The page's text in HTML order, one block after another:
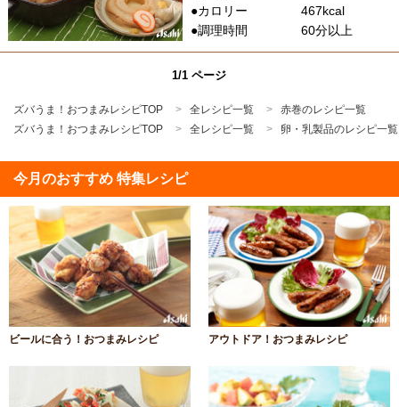
●カロリー
467kcal
●調理時間
60分以上
1/1 ページ
ズバうま！おつまみレシピTOP 全レシピ一覧
赤巻のレシピ一覧
ズバうま！おつまみレシピTOP
全レシピ一覧 卵・乳製品のレシピ一覧
今月のおすすめ 特集レシピ
ビールに合う！おつまみレシピ アウトドア！おつまみレシピ